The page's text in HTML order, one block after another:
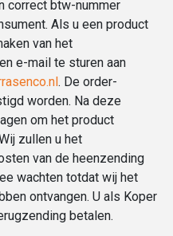
correct btw-nummer
Als u een product
van het
e-mail te sturen aan
. De order-
worden. Na deze
om het product
zullen u het
van de heenzending
wachten totdat wij het
ontvangen. U als Koper
betalen.